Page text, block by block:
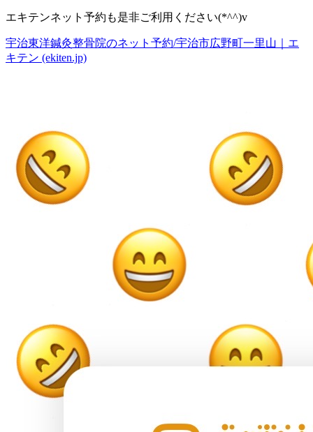
エキテンネット予約も是非ご利用ください(*^^)v
宇治東洋鍼灸整骨院のネット予約/宇治市広野町一里山｜エ
キテン (ekiten.jp)